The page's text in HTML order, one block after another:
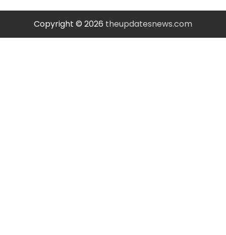
Copyright © 2026 theupdatesnews.com